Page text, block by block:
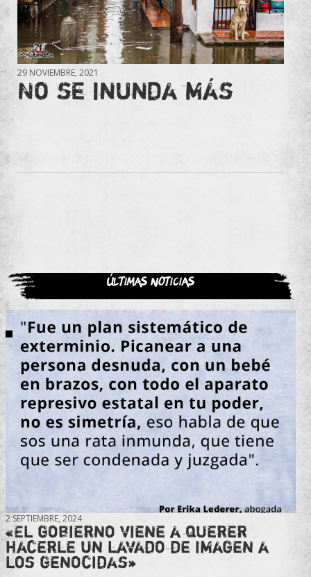
29 NOVIEMBRE, 2021
No se inunda más
Últimas noticias
2 SEPTIEMBRE, 2024
«El gobierno viene a querer
hacerle un lavado de imagen a
los genocidas»